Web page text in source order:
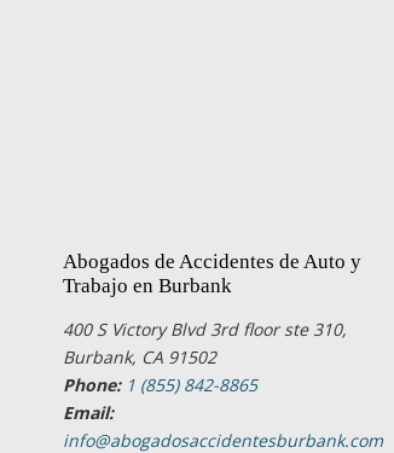
Abogados de Accidentes de Auto y
Trabajo en Burbank
400 S Victory Blvd 3rd floor ste 310,
Burbank, CA 91502
Phone: 1 (855) 842-8865
Email:
info@abogadosaccidentesburbank.com